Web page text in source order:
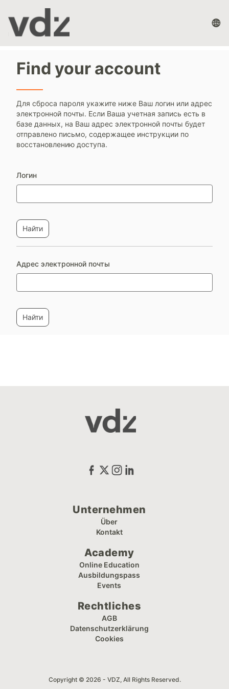
основному
содержанию
Find your account
Для сброса пароля укажите ниже Ваш логин или адрес
электронной почты. Если Ваша учетная запись есть в
базе данных, на Ваш адрес электронной почты будет
отправлено письмо, содержащее инструкции по
восстановлению доступа.
Логин
Адрес электронной почты
Unternehmen
Über
Kontakt
Academy
Online Education
Ausbildungspass
Events
Rechtliches
AGB
Datenschutzerklärung
Cookies
Copyright © 2026 - VDZ, All Rights Reserved.